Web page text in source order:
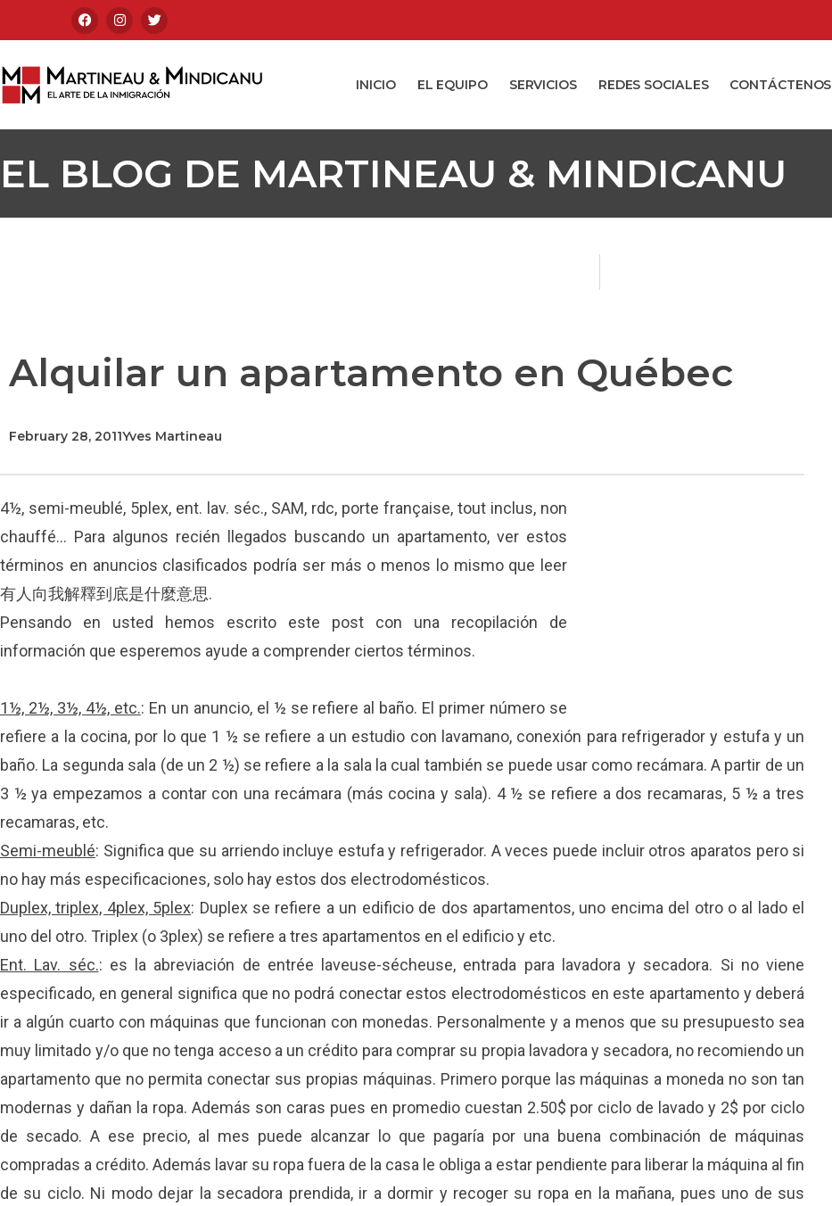
INICIO EL EQUIPO SERVICIOS REDES SOCIALES CONTÁCTENOS
EL BLOG DE MARTINEAU & MINDICANU
Alquilar un apartamento en Québec
February 28, 2011Yves Martineau
4½, semi-meublé, 5plex, ent. lav. séc., SAM, rdc, porte française, tout inclus, non
chauffé… Para algunos recién llegados buscando un apartamento, ver estos
términos en anuncios clasificados podría ser más o menos lo mismo que leer
有人向我解釋到底是什麼意思.
Pensando en usted hemos escrito este post con una recopilación de
información que esperemos ayude a comprender ciertos términos.
1½, 2½, 3½, 4½, etc.: En un anuncio, el ½ se refiere al baño. El primer número se
refiere a la cocina, por lo que 1 ½ se refiere a un estudio con lavamano, conexión para refrigerador y estufa y un
baño. La segunda sala (de un 2 ½) se refiere a la sala la cual también se puede usar como recámara. A partir de un
3 ½ ya empezamos a contar con una recámara (más cocina y sala). 4 ½ se refiere a dos recamaras, 5 ½ a tres
recamaras, etc.
Semi-meublé: Significa que su arriendo incluye estufa y refrigerador. A veces puede incluir otros aparatos pero si
no hay más especificaciones, solo hay estos dos electrodomésticos.
Duplex, triplex, 4plex, 5plex: Duplex se refiere a un edificio de dos apartamentos, uno encima del otro o al lado el
uno del otro. Triplex (o 3plex) se refiere a tres apartamentos en el edificio y etc.
Ent. Lav. séc.: es la abreviación de entrée laveuse-sécheuse, entrada para lavadora y secadora. Si no viene
especificado, en general significa que no podrá conectar estos electrodomésticos en este apartamento y deberá
ir a algún cuarto con máquinas que funcionan con monedas. Personalmente y a menos que su presupuesto sea
muy limitado y/o que no tenga acceso a un crédito para comprar su propia lavadora y secadora, no recomiendo un
apartamento que no permita conectar sus propias máquinas. Primero porque las máquinas a moneda no son tan
modernas y dañan la ropa. Además son caras pues en promedio cuestan 2.50$ por ciclo de lavado y 2$ por ciclo
de secado. A ese precio, al mes puede alcanzar lo que pagaría por una buena combinación de máquinas
compradas a crédito. Además lavar su ropa fuera de la casa le obliga a estar pendiente para liberar la máquina al fin
de su ciclo. Ni modo dejar la secadora prendida, ir a dormir y recoger su ropa en la mañana, pues uno de sus